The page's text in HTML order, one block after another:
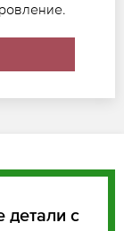
детали с